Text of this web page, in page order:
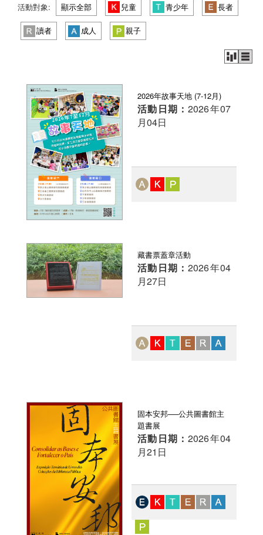
活動對象: 顯示全部 兒童 青少年 長者
讀者 成人 親子
2026年故事天地 (7-12月)
活動日期：2026年07
月04日
藏書票蓋章活動
活動日期：2026年04
月27日
固本安邦──公共圖書館主
題書展
活動日期：2026年04
月21日